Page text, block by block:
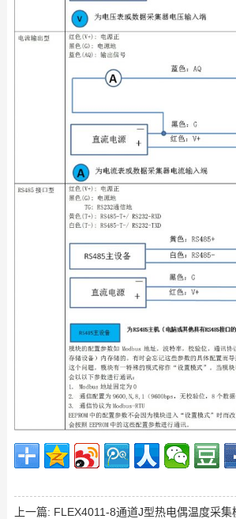
上一篇: FLEX4011-8通道J型热电偶温度采